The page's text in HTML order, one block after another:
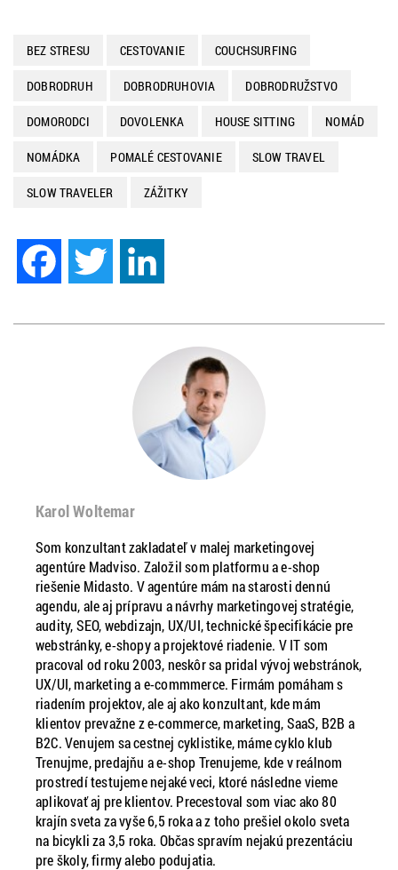
BEZ STRESU CESTOVANIE COUCHSURFING
DOBRODRUH DOBRODRUHOVIA DOBRODRUŽSTVO
DOMORODCI DOVOLENKA HOUSE SITTING NOMÁD
NOMÁDKA POMALÉ CESTOVANIE SLOW TRAVEL
SLOW TRAVELER ZÁŽITKY
Facebook Twitter
Karol Woltemar
Som konzultant zakladateľ v malej marketingovej
agentúre Madviso. Založil som platformu a e-shop
riešenie Midasto. V agentúre mám na starosti dennú
agendu, ale aj prípravu a návrhy marketingovej stratégie,
audity, SEO, webdizajn, UX/UI, technické špecifikácie pre
webstránky, e-shopy a projektové riadenie. V IT som
pracoval od roku 2003, neskôr sa pridal vývoj webstránok,
UX/UI, marketing a e-commmerce. Firmám pomáham s
riadením projektov, ale aj ako konzultant, kde mám
klientov prevažne z e-commerce, marketing, SaaS, B2B a
B2C. Venujem sa cestnej cyklistike, máme cyklo klub
Trenujme, predajňu a e-shop Trenujeme, kde v reálnom
prostredí testujeme nejaké veci, ktoré následne vieme
aplikovať aj pre klientov. Precestoval som viac ako 80
krajín sveta za vyše 6,5 roka a z toho prešiel okolo sveta
na bicykli za 3,5 roka. Občas spravím nejakú prezentáciu
pre školy, firmy alebo podujatia.